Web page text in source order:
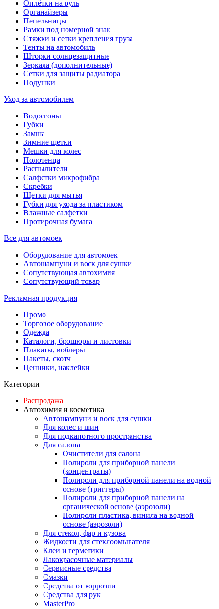
Оплётки на руль
Органайзеры
Пепельницы
Рамки под номерной знак
Стяжки и сетки крепления груза
Тенты на автомобиль
Шторки солнцезащитные
Зеркала (дополнительные)
Сетки для защиты радиатора
Подушки
Уход за автомобилем
Водосгоны
Губки
Замша
Зимние щетки
Мешки для колес
Полотенца
Распылители
Салфетки микрофибра
Скребки
Щетки для мытья
Губки для ухода за пластиком
Влажные салфетки
Протирочная бумага
Все для автомоек
Оборудование для автомоек
Автошампуни и воск для сушки
Сопутствующая автохимия
Сопутствующий товар
Рекламная продукция
Промо
Торговое оборудование
Одежда
Каталоги, брошюры и листовки
Плакаты, воблеры
Пакеты, скотч
Ценники, наклейки
Категории
Распродажа
Автохимия и косметика
Автошампуни и воск для сушки
Для колес и шин
Для подкапотного пространства
Для салона
Очистители для салона
Полироли для приборной панели
(концентраты)
Полироли для приборной панели на водной
основе (триггеры)
Полироли для приборной панели на
органической основе (аэрозоли)
Полироли пластика, винила на водной
основе (аэрозоли)
Для стекол, фар и кузова
Жидкости для стеклоомывателя
Клеи и герметики
Лакокрасочные материалы
Сервисные средства
Смазки
Средства от коррозии
Средства для рук
MasterPro